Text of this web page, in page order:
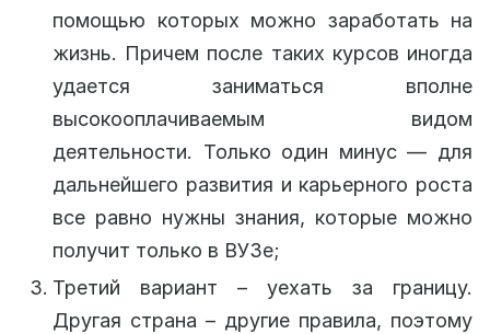
помощью которых можно заработать на
жизнь. Причем после таких курсов иногда
удается заниматься вполне
высокооплачиваемым видом
деятельности. Только один минус — для
дальнейшего развития и карьерного роста
все равно нужны знания, которые можно
получит только в ВУЗе;
Третий вариант – уехать за границу.
Другая страна – другие правила, поэтому